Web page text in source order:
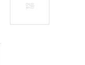
없음